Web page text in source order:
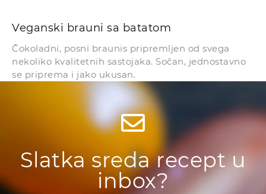
Veganski brauni sa batatom
Čokoladni, posni braunis pripremljen od svega
nekoliko kvalitetnih sastojaka. Sočan, jednostavno
se priprema i jako ukusan.
Slatka sreda recept u
inbox?